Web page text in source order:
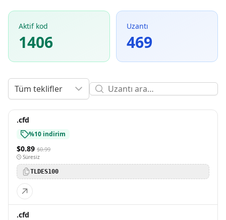
Aktif kod
1406
Uzantı
469
Tüm teklifler
.cfd
%10 indirim
$0.89 $0.99
Süresiz
TLDES100
.cfd